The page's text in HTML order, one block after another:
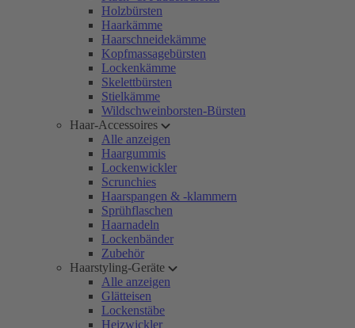
Holzbürsten
Haarkämme
Haarschneidekämme
Kopfmassagebürsten
Lockenkämme
Skelettbürsten
Stielkämme
Wildschweinborsten-Bürsten
Haar-Accessoires
Alle anzeigen
Haargummis
Lockenwickler
Scrunchies
Haarspangen & -klammern
Sprühflaschen
Haarnadeln
Lockenbänder
Zubehör
Haarstyling-Geräte
Alle anzeigen
Glätteisen
Lockenstäbe
Heizwickler